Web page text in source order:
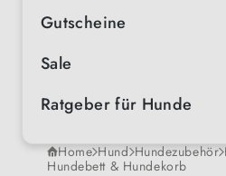
Gutscheine
Sale
Ratgeber für Hunde
Home Hund Hundezubehör
Hundebett & Hundekorb